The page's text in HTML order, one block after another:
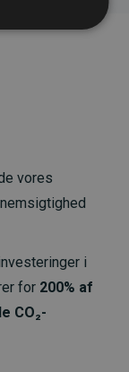
vores
i
for 200% af
CO₂-